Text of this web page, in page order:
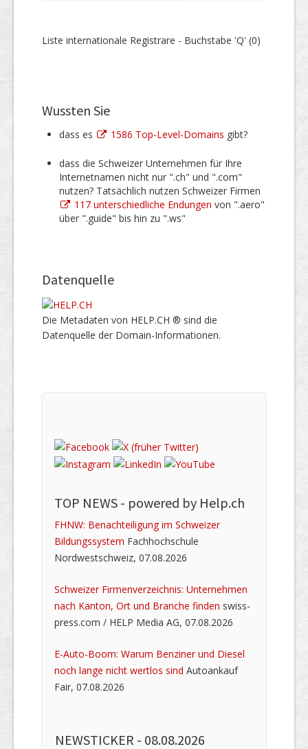
Liste internationale Registrare - Buchstabe 'Q' (0)
Wussten Sie
dass es 1586 Top-Level-Domains gibt?
dass die Schweizer Unternehmen für Ihre
Internetnamen nicht nur ".ch" und ".com"
nutzen? Tatsächlich nutzen Schweizer Firmen
117 unterschiedliche Endungen von ".aero"
über ".guide" bis hin zu ".ws"
Datenquelle
Die Metadaten von HELP.CH ® sind die
Datenquelle der Domain-Informationen.
TOP NEWS - powered by Help.ch
FHNW: Benachteiligung im Schweizer
Bildungssystem Fachhochschule
Nordwestschweiz, 07.08.2026
Schweizer Firmenverzeichnis: Unternehmen
nach Kanton, Ort und Branche finden swiss-
press.com / HELP Media AG, 07.08.2026
E-Auto-Boom: Warum Benziner und Diesel
noch lange nicht wertlos sind Autoankauf
Fair, 07.08.2026
NEWSTICKER - 08.08.2026